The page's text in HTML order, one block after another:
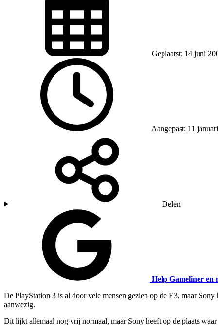
Geplaatst: 14 juni
Aangepast: 11
Delen
Help Gameliner en
De PlayStation 3 is al door vele mensen gezien op de E3, maar
aanwezig.
Dit lijkt allemaal nog vrij normaal, maar Sony heeft op de plaats